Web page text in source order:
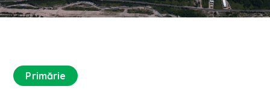
Primărie